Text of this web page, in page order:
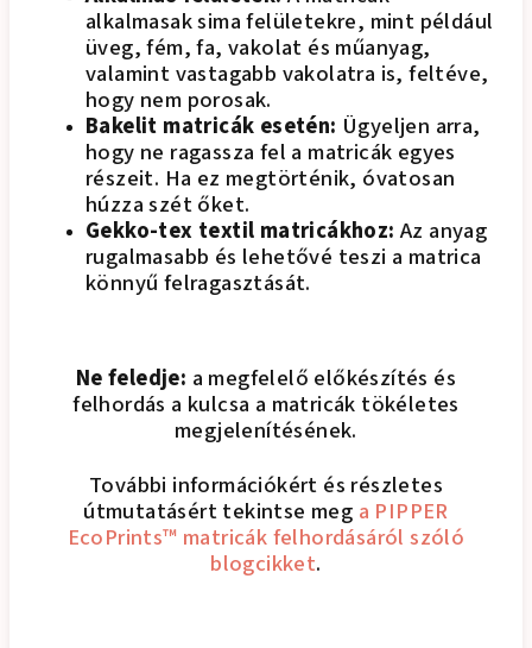
alkalmasak sima felületekre, mint például
üveg, fém, fa, vakolat és műanyag,
valamint vastagabb vakolatra is, feltéve,
hogy nem porosak.
Bakelit matricák esetén: Ügyeljen arra,
hogy ne ragassza fel a matricák egyes
részeit. Ha ez megtörténik, óvatosan
húzza szét őket.
Gekko-tex textil matricákhoz:Az anyag
rugalmasabb és lehetővé teszi a matrica
könnyű felragasztását.
Ne feledje: a megfelelő előkészítés és
felhordás a kulcsa a matricák tökéletes
megjelenítésének.
További információkért és részletes
útmutatásért tekintse meg a PIPPER
EcoPrints™ matricák felhordásáról szóló
blogcikket.